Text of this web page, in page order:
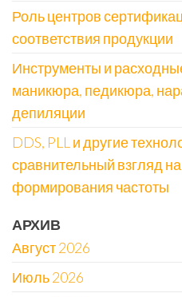
Роль центров
соответствия продукции
Инструменты и
маникюра, педикюра,
депиляции
DDS, PLL и другие
сравнительный взгляд
формирования частоты
АРХИВ
Август 2026
Июль 2026